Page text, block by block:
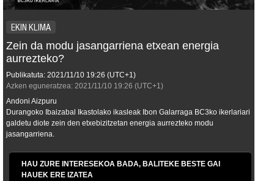
EKIN KLIMA
Zein da modu jasangarriena etxean energia
aurrezteko?
Publikatuta: 2021/11/10 19:26 (UTC+1)
Azken eguneratzea: 2021/11/10 19:26 (UTC+1)
Andoni Aizpuru
Durangoko Ibaizabal Ikastolako ikasleak Ibon Galarraga BC3ko ikerlariari
galdetu diote zein den etxebizitzetan energia aurrezteko modu
jasangarriena.
HAU ZURE INTERESEKOA BADA, BALITEKE BESTE GAI
HAUEK ERE IZATEA